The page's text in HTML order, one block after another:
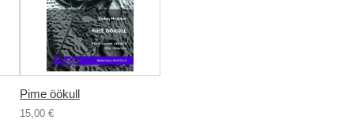
Pime öökull
15,00 €